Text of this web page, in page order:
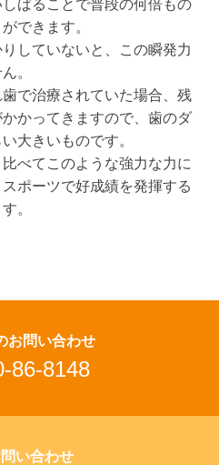
ばることで普段の何倍もの
できます。
していないと、この瞬発力
。
で治療されていた場合、残
かってきますので、歯のダ
大きいものです。
べてこのような強力な力に
ポーツで好成績を発揮する
。
お問い合わせ
86-8148
い合わせ